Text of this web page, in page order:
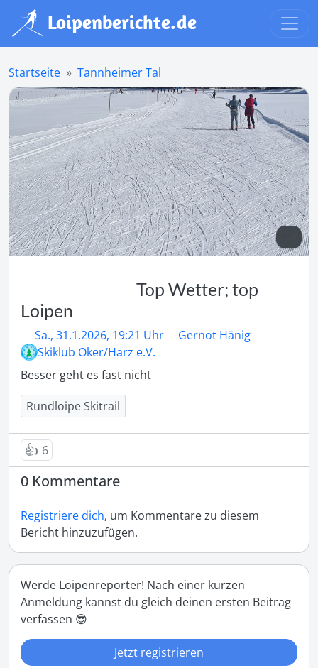
Startseite Tannheimer Tal
Top Wetter; top
Loipen
Sa., 31.1.2026, 19:21 Uhr
Gernot Hänig
Skiklub Oker/Harz e.V.
Besser geht es fast nicht
Rundloipe Skitrail
👍 6
0 Kommentare
Registriere dich, um Kommentare zu diesem
Bericht hinzuzufügen.
Werde Loipenreporter! Nach einer kurzen
Anmeldung kannst du gleich deinen ersten Beitrag
verfassen 😎
Jetzt registrieren